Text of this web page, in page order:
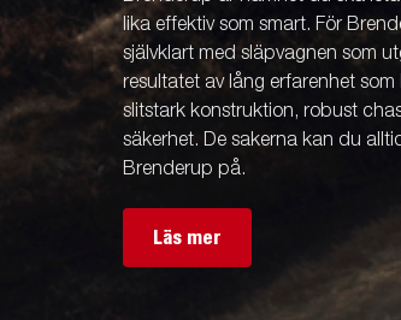
lika effektiv som smart. För
självklart med släpvagnen som
resultatet av lång erfarenhet
slitstark konstruktion, robust
säkerhet. De sakerna kan du
Brenderup på.
Läs mer